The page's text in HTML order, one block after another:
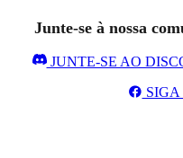
Junte-se à nossa
JUNTE-SE AO